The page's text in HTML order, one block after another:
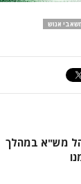
אנוש
מש"א במהלך